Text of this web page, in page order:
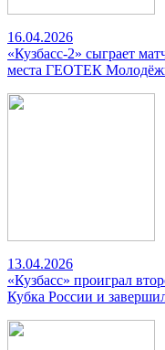
16.04.2026
«Кузбасс-2» сыграет
места ГЕОТЕК
13.04.2026
«Кузбасс» проиграл
Кубка России и